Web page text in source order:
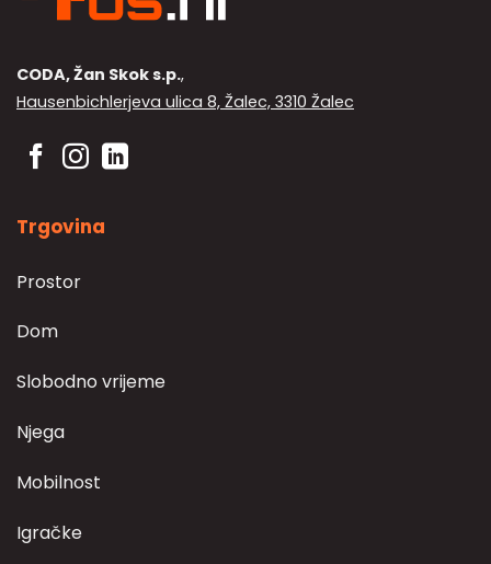
CODA, Žan Skok s.p.,
Hausenbichlerjeva ulica 8, Žalec, 3310 Žalec
Trgovina
Prostor
Dom
Slobodno vrijeme
Njega
Mobilnost
Igračke